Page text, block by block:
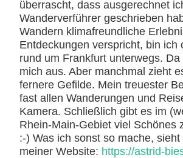
überrascht, dass ausgerechnet
Wanderverführer geschrieben
Wandern klimafreundliche
Entdeckungen verspricht, bin ich
rund um Frankfurt unterwegs. Da
mich aus. Aber manchmal zieht
fernere Gefilde. Mein treuester
fast allen Wanderungen und
Kamera. Schließlich gibt es im
Rhein-Main-Gebiet viel Schönes
:-) Was ich sonst so mache,
meiner Website: https://astrid-